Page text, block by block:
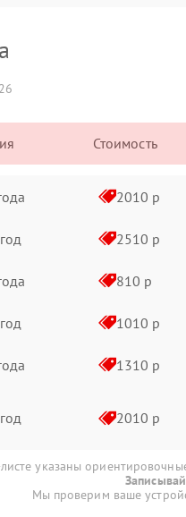
Стоимость
2010 р
2510 р
810 р
1010 р
1310 р
2010 р
указаны
Мы проверим ваше